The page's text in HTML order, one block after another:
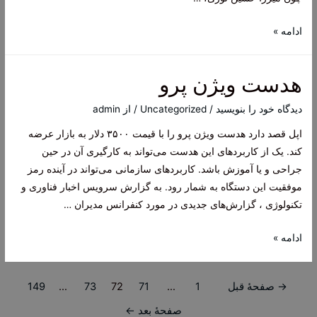
میرزا
ملکی
تبریزی؛
عارف،
و
استاد
اخلاق
ادامه »
هدست ویژن پرو
دیدگاه‌ خود را بنویسید /
Uncategorized / از admin
اپل قصد دارد هدست ویژن پرو را با قیمت ۳۵۰۰ دلار به بازار عرضه
کند. یک از کاربردهای این هدست می‌تواند به کارگیری آن در حین
جراحی و یا آموزش باشد. کاربردهای سازمانی می‌تواند در آینده رمز
موفقیت این دستگاه به شمار رود. به گزارش سرویس اخبار فناوری و
تکنولوژی ، گزارش‌های جدیدی در مورد کنفرانس مدیران …
هدست
ادامه »
راهبری
→ صفحهٔ قبل 1
…
71
72
73
…
149
صفحهٔ بعد ←